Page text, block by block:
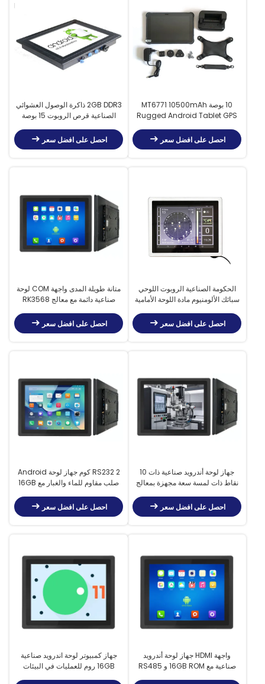
10 بوصة MT6771 10500mAh
Rugged Android Tablet GPS
احصل على افضل سعر
2GB DDR3 ذاكرة الوصول العشوائي
الصناعية قرص الروبوت 15 بوصة
احصل على افضل سعر
الحكومة الصناعية الروبوت اللوحي
سبائك الألومنيوم مادة اللوحة الأمامية
احصل على افضل سعر
متانة طويلة المدى واجهة COM لوحة
صناعية دائمة مع معالج RK3568
احصل على افضل سعر
جهاز لوحة أندرويد صناعية ذات 10
نقاط ذات لمسة سعة مجهزة بمعالج
احصل على افضل سعر
2 RS232 كوم جهاز لوحة Android
صلب مقاوم للماء والغبار مع 16GB
احصل على افضل سعر
واجهة HDMI جهاز لوحة أندرويد
صناعية مع 16GB ROM و RS485
جهاز كمبيوتر لوحة اندرويد صناعية
16GB روم للعمليات في البيئات